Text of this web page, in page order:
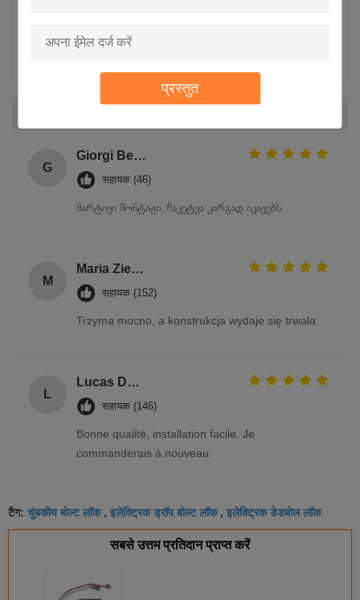
प्रस्तुत
2 सितारे
G
Giorgi Beridze
सहायक (46)
მარტივი მონტაჟი, ჩაკეტვა კარგად იკავებს.
M
Maria Zielińska
सहायक (152)
Trzyma mocno, a konstrukcja wydaje się trwała.
L
Lucas Dubois
सहायक (146)
Bonne qualité, installation facile. Je
commanderais à nouveau.
टैग: चुंबकीय बोल्ट लॉक, इलेक्ट्रिक ड्रॉप बोल्ट लॉक, इलेक्ट्रिक डेडबोल लॉक
सबसे उत्तम प्रतिदान प्राप्त करें